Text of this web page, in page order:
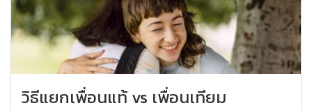
วิธีแยกเพื่อนแท้ vs เพื่อนเทียม